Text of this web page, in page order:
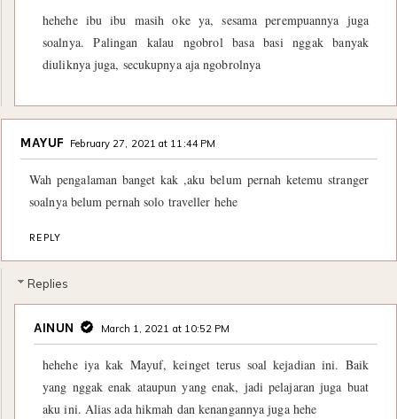
hehehe ibu ibu masih oke ya, sesama perempuannya juga
soalnya. Palingan kalau ngobrol basa basi nggak banyak
diuliknya juga, secukupnya aja ngobrolnya
MAYUF February 27, 2021 at 11:44 PM
Wah pengalaman banget kak ,aku belum pernah ketemu stranger
soalnya belum pernah solo traveller hehe
REPLY
Replies
AINUN March 1, 2021 at 10:52 PM
hehehe iya kak Mayuf, keinget terus soal kejadian ini. Baik
yang nggak enak ataupun yang enak, jadi pelajaran juga buat
aku ini. Alias ada hikmah dan kenangannya juga hehe